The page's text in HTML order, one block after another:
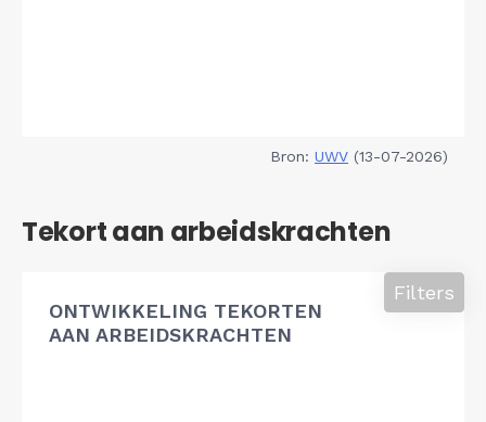
Bron: UWV (13-07-2026)
Tekort aan arbeidskrachten
ONTWIKKELING TEKORTEN
AAN ARBEIDSKRACHTEN
Filters